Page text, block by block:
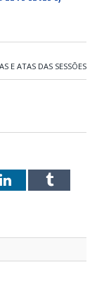
E ATAS DAS SESSÕES
LinkedInTumblr